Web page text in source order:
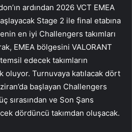
ardından 2026 VCT EMEA
Stage 2 ile final etabına
en iyi Challengers takımları
EMEA bölgesini VALORANT
edecek takımların
oluyor. Turnuvaya katılacak dört
başlayan Challengers
sırasından ve Son Şans
dördüncü takımdan oluşacak.